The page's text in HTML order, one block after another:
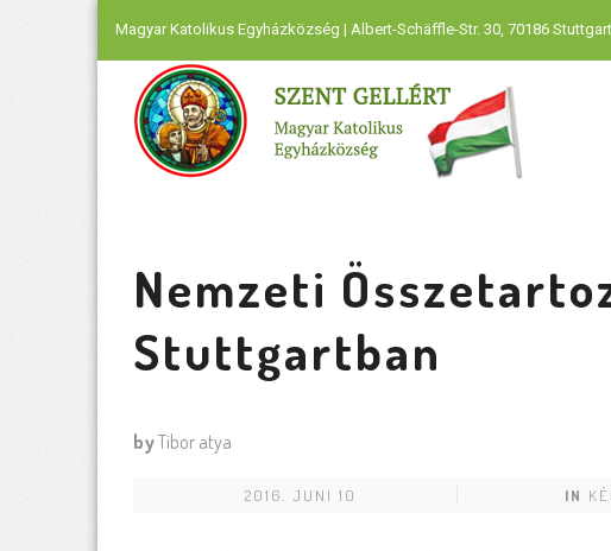
Magyar Katolikus Egyházközség | Albert-Schäffle-Str. 30, 70186 Stuttgart
Nemzeti
Stuttgartban
byTibor atya
2016. JUNI 10 IN